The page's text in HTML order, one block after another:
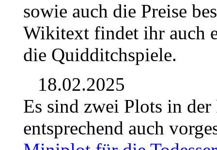
sowie auch die Preise
Wikitext findet ihr auch
die Quidditchspiele.
18.02.2025
Es sind zwei Plots in
entsprechend auch